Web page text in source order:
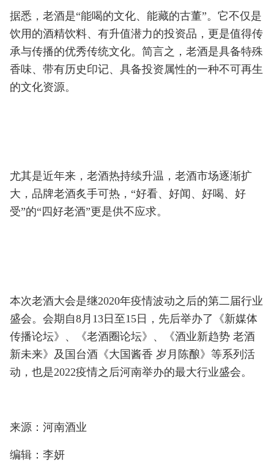
据悉，老酒是“能喝的文化、能藏的古董”。它不仅是
饮用的酒精饮料、有升值潜力的投资品，更是值得传
承与传播的优秀传统文化。简言之，老酒是具备特殊
香味、带有历史印记、具备投资属性的一种不可再生
的文化资源。
尤其是近年来，老酒热持续升温，老酒市场逐渐扩
大，品牌老酒炙手可热，“好看、好闻、好喝、好
受”的“四好老酒”更是供不应求。
本次老酒大会是继2020年疫情波动之后的第二届行业
盛会。会期自8月13日至15日，先后举办了《新媒体
传播论坛》、《老酒圈论坛》、《酒业新趋势 老酒
新未来》及国台酒《大国酱香 岁月陈酿》等系列活
动，也是2022疫情之后河南举办的最大行业盛会。
来源：河南酒业
编辑：李妍